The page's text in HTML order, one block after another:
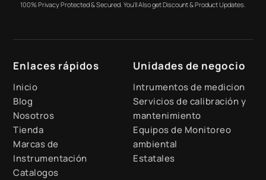
100% Privacy Protected & Secured. You'll Also get Discount & Product Updates.
Enlaces rápidos
Inicio
Blog
Nosotros
Tienda
Marcas de
Instrumentación
Catalogos
Unidades de negocio
Intrumentos de medicion
Servicios de calibración y
mantenimiento
Equipos de Monitoreo
ambiental
Estatales